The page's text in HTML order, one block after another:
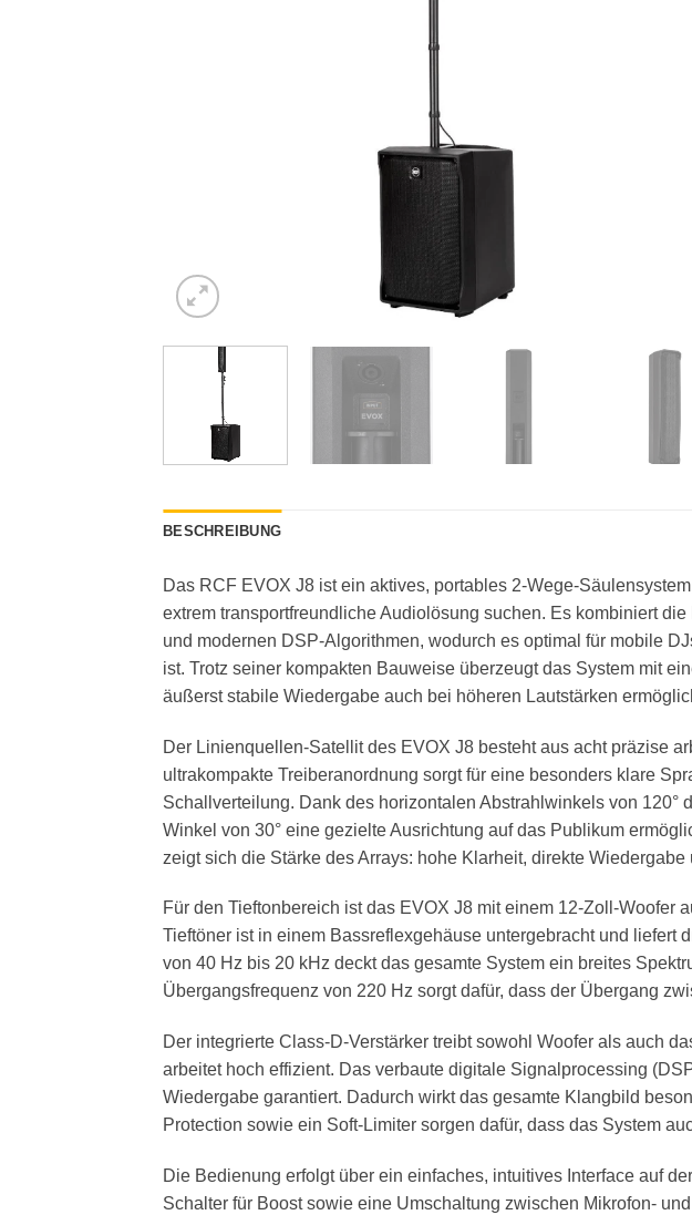
BESCHREIBUNG
Das RCF EVOX J8 ist ein aktives, portables 2-Wege-
extrem transportfreundliche Audiolösung suchen. Es kombiniert
und modernen DSP-Algorithmen, wodurch es optimal für mobile
ist. Trotz seiner kompakten Bauweise überzeugt das System mit
äußerst stabile Wiedergabe auch bei höheren Lautstärken
Der Linienquellen-Satellit des EVOX J8 besteht aus acht präzise
ultrakompakte Treiberanordnung sorgt für eine besonders klare
Schallverteilung. Dank des horizontalen Abstrahlwinkels von
Winkel von 30° eine gezielte Ausrichtung auf das Publikum
zeigt sich die Stärke des Arrays: hohe Klarheit, direkte
Für den Tieftonbereich ist das EVOX J8 mit einem 12-Zoll-
Tieftöner ist in einem Bassreflexgehäuse untergebracht und
von 40 Hz bis 20 kHz deckt das gesamte System ein breites
Übergangsfrequenz von 220 Hz sorgt dafür, dass der Übergang
Der integrierte Class-D-Verstärker treibt sowohl Woofer als auch
arbeitet hoch effizient. Das verbaute digitale Signalprocessing
Wiedergabe garantiert. Dadurch wirkt das gesamte Klangbild
Protection sowie ein Soft-Limiter sorgen dafür, dass das System
Die Bedienung erfolgt über ein einfaches, intuitives Interface auf
Schalter für Boost sowie eine Umschaltung zwischen Mikrofon-